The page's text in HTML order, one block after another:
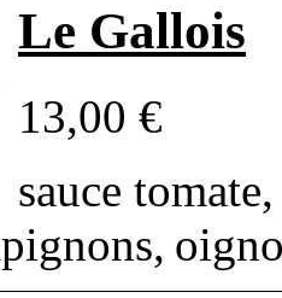
Le Gallois
13,00 €
sauce